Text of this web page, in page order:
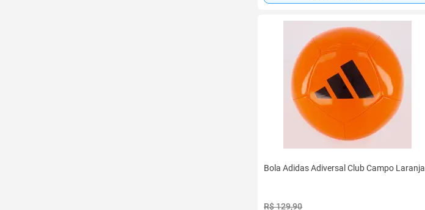
Bola Adidas Adiversal Club Campo Laranja
R$ 129,90